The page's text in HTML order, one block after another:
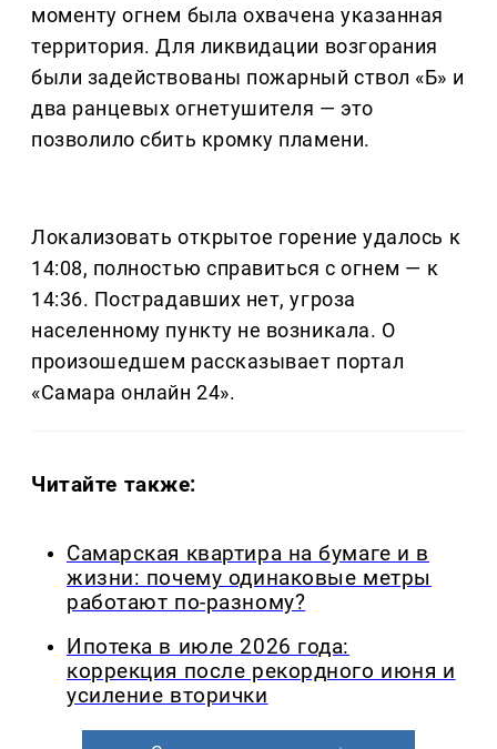
моменту огнем была охвачена указанная
территория. Для ликвидации возгорания
были задействованы пожарный ствол «Б» и
два ранцевых огнетушителя — это
позволило сбить кромку пламени.
Локализовать открытое горение удалось к
14:08, полностью справиться с огнем — к
14:36. Пострадавших нет, угроза
населенному пункту не возникала. О
произошедшем рассказывает портал
«Самара онлайн 24».
Читайте также:
Самарская квартира на бумаге и в
жизни: почему одинаковые метры
работают по-разному?
Ипотека в июле 2026 года:
коррекция после рекордного июня и
усиление вторички